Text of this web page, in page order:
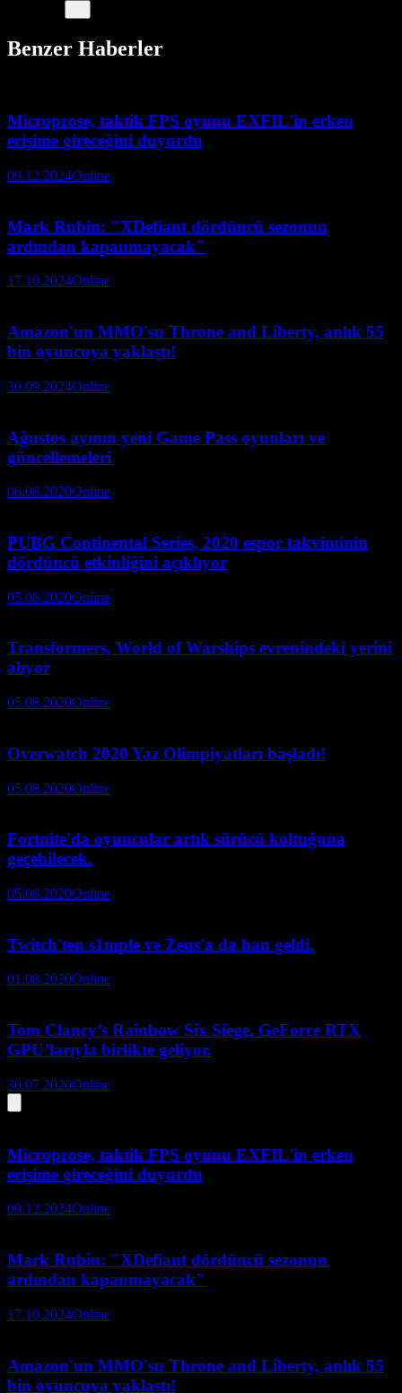
Benzer Haberler
Microprose, taktik FPS oyunu EXFIL'in erken
erişime gireceğini duyurdu
09.12.2024Online
Mark Rubin: "XDefiant dördüncü sezonun
ardından kapanmayacak"
17.10.2024Online
Amazon'un MMO'su Throne and Liberty, anlık 55
bin oyuncuya yaklaştı!
30.09.2024Online
Ağustos ayının yeni Game Pass oyunları ve
güncellemeleri
06.08.2020Online
PUBG Continental Series, 2020 espor takviminin
dördüncü etkinliğini açıklıyor
05.08.2020Online
Transformers, World of Warships evrenindeki yerini
alıyor
05.08.2020Online
Overwatch 2020 Yaz Olimpiyatları başladı!
05.08.2020Online
Fortnite'da oyuncular artık sürücü koltuğuna
geçebilecek.
05.08.2020Online
Twitch'ten s1mple ve Zeus'a da ban geldi.
01.08.2020Online
Tom Clancy’s Rainbow Six Siege, GeForce RTX
GPU’larıyla birlikte geliyor.
30.07.2020Online
Microprose, taktik FPS oyunu EXFIL'in erken
erişime gireceğini duyurdu
09.12.2024Online
Mark Rubin: "XDefiant dördüncü sezonun
ardından kapanmayacak"
17.10.2024Online
Amazon'un MMO'su Throne and Liberty, anlık 55
bin oyuncuya yaklaştı!